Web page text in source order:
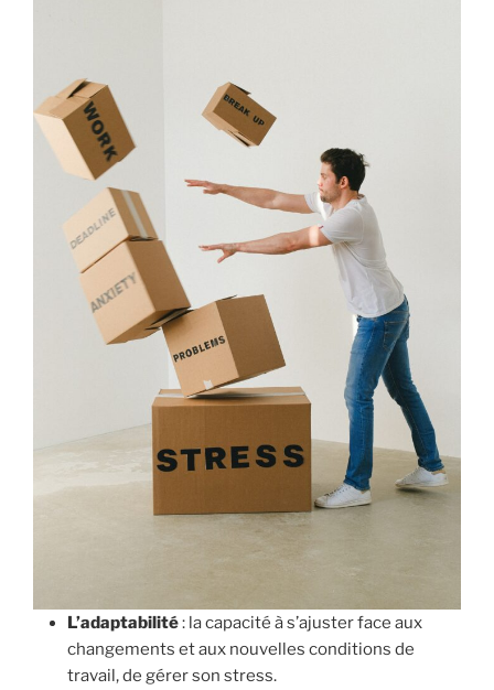
L’adaptabilité: la capacité à s’ajuster face aux
changements et aux nouvelles conditions de
travail, de gérer son stress.